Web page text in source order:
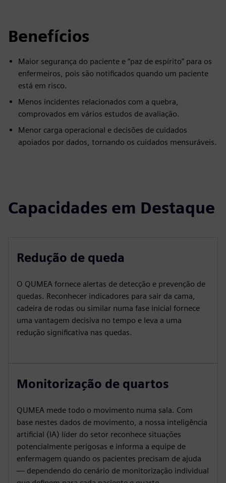
Benefícios
Maior segurança do paciente e “paz de espírito” para os
enfermeiros, pois são notificados quando um paciente
está em risco.
Menos incidentes relacionados com a quebra,
comprovados em vários estudos de avaliação.
Menor carga operacional e decisões de cuidados
apoiados por dados, tornando os cuidados mensuráveis.
Capacidades em Destaque
Redução de queda
O QUMEA fornece alertas de detecção e prevenção de
quedas. Reconhecer indicadores para sair da cama,
cadeira de rodas ou similar numa fase inicial fornece
uma vantagem decisiva no tempo e leva a uma
redução significativa nas quedas.
Monitorização de quartos
QUMEA mede todo o movimento numa sala. Com
base nestes dados de movimento, a nossa inteligência
artificial (IA) líder do setor reconhece situações
potencialmente perigosas e informa a equipe de
enfermagem quando os pacientes precisam de ajuda
— dependendo do cenário de monitorização individual